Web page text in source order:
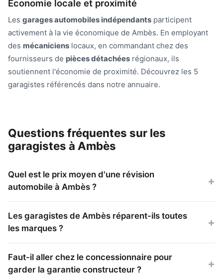
Économie locale et proximité
Les garages automobiles indépendants participent
activement à la vie économique de Ambès. En employant
des mécaniciens locaux, en commandant chez des
fournisseurs de pièces détachées régionaux, ils
soutiennent l'économie de proximité. Découvrez les 5
garagistes référencés dans notre annuaire.
Questions fréquentes sur les
garagistes à Ambès
Quel est le prix moyen d'une révision
automobile à Ambès ?
Les garagistes de Ambès réparent-ils toutes
les marques ?
Faut-il aller chez le concessionnaire pour
garder la garantie constructeur ?